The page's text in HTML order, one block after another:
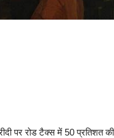
पर रोड टैक्स में 50